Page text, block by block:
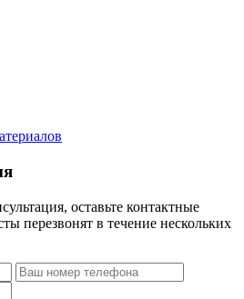
оставьте контактные
перезвонят в течение нескольких